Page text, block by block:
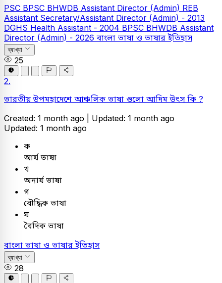
PSC BPSC BHWDB Assistant Director (Admin) REB
Assistant Secretary/Assistant Director (Admin) - 2013
DGHS Health Assistant - 2004 BPSC BHWDB Assistant
Director (Admin) - 2026 বাংলা ভাষা ও ভাষার ইতিহাস
ব্যাখ্যা
25
2.
ভারতীয় উপমহাদেশে আঞ্চলিক ভাষা গুলো আদিম উৎস কি ?
Created: 1 month ago | Updated: 1 month ago
Updated: 1 month ago
ক
আর্য ভাষা
খ
অনার্য ভাষা
গ
বৌদ্ধিক ভাষা
ঘ
বৈদিক ভাষা
বাংলা ভাষা ও ভাষার ইতিহাস
ব্যাখ্যা
28